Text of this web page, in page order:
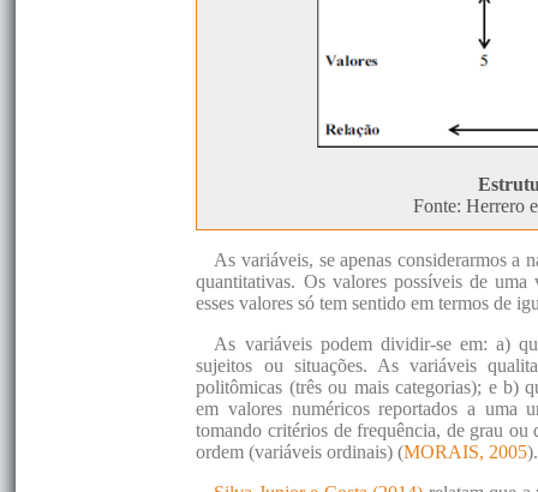
Fonte: Herrero
As variáveis, se apenas considerarmos a
quantitativas. Os valores possíveis de
esses valores só tem sentido em termos de
As variáveis podem dividir-se em: a)
sujeitos ou situações. As variáveis
politômicas (três ou mais categorias); e b)
em valores numéricos reportados a uma
tomando critérios de frequência, de grau ou
ordem (variáveis ordinais) (MORAIS, 2005).